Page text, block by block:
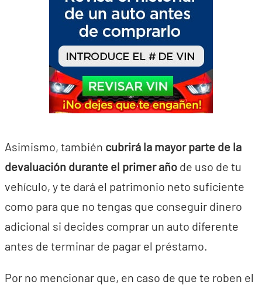
Asimismo, también cubrirá la mayor parte de la
devaluación durante el primer año de uso de tu
vehículo, y te dará el patrimonio neto suficiente
como para que no tengas que conseguir dinero
adicional si decides comprar un auto diferente
antes de terminar de pagar el préstamo.
Por no mencionar que, en caso de que te roben el